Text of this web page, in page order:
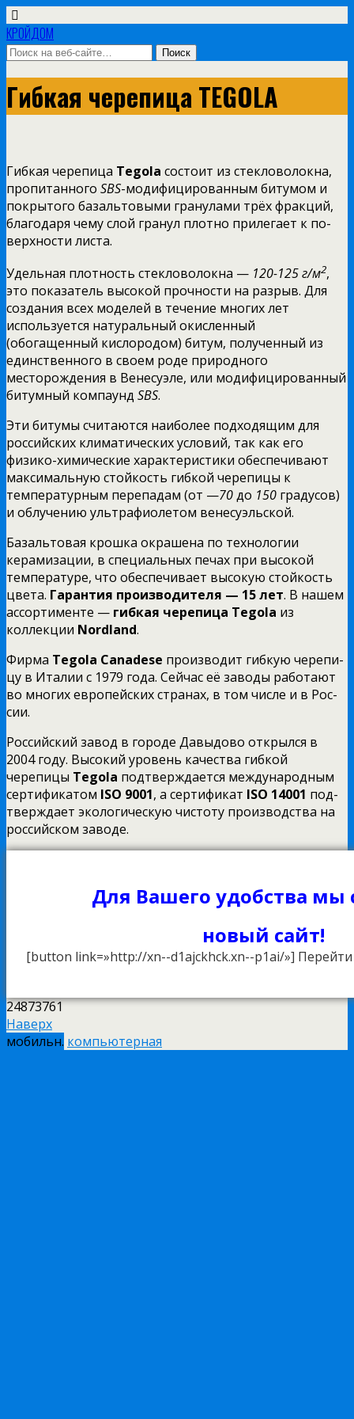
КРОЙДОМ
Гибкая черепица TEGOLA
Гибкая черепица Tegola состоит из стекловолокна,
пропитанного SBS-модифицированным битумом и
покрытого базальтовыми гранулами трёх фракций,
благодаря чему слой гранул плотно прилегает к по­
верхности листа.
Удельная плотность стекловолокна — 120-125 г/м2,
это показатель высокой прочности на разрыв. Для
создания всех моделей в течение многих лет
используется натуральный окисленный
(обогащенный кислородом) битум, полученный из
единственного в своем роде природного
месторождения в Венесуэле, или модифицированный
битумный компаунд SBS.
Эти битумы считаются наиболее подходящим для
российских климатических условий, так как его
физико-химические характеристики обеспечивают
максимальную стойкость гибкой черепицы к
температурным перепадам (от —70до 150 градусов)
и облучению ультрафиолетом венесуэльской.
Базальтовая крошка окрашена по техноло­гии
керамизации, в специальных печах при высокой
температуре, что обеспечивает высокую стойкость
цвета. Гарантия производителя — 15 лет. В нашем
ассорти­менте — гибкая черепица Tegola из
коллекции Nordland.
Фирма Tegola Canadese производит гибкую черепи­
цу в Италии с 1979 года. Сейчас её заводы работают
во многих европейских странах, в том числе и в Рос­
сии.
Российский завод в городе Давыдово открыл­ся в
2004 году. Высокий уровень качества гибкой
черепицы Tegola подтверждается международным
сертификатом ISO 9001, а сертификат ISO 14001 под­
тверждает экологическую чистоту производства на
российском заводе.
Для Вашего удобства мы
новый сайт!
[button link=»http://xn--d1ajckhck.xn--p1ai/»]
24873761
Наверх
мобильн. компьютерная